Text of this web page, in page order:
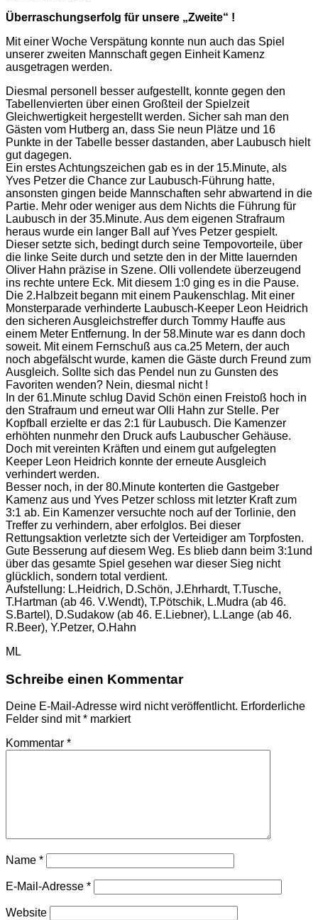
Überraschungserfolg für unsere „Zweite“ !
Mit einer Woche Verspätung konnte nun auch das Spiel
unserer zweiten Mannschaft gegen Einheit Kamenz
ausgetragen werden.
Diesmal personell besser aufgestellt, konnte gegen den
Tabellenvierten über einen Großteil der Spielzeit
Gleichwertigkeit hergestellt werden. Sicher sah man den
Gästen vom Hutberg an, dass Sie neun Plätze und 16
Punkte in der Tabelle besser dastanden, aber Laubusch hielt
gut dagegen.
Ein erstes Achtungszeichen gab es in der 15.Minute, als
Yves Petzer die Chance zur Laubusch-Führung hatte,
ansonsten gingen beide Mannschaften sehr abwartend in die
Partie. Mehr oder weniger aus dem Nichts die Führung für
Laubusch in der 35.Minute. Aus dem eigenen Strafraum
heraus wurde ein langer Ball auf Yves Petzer gespielt.
Dieser setzte sich, bedingt durch seine Tempovorteile, über
die linke Seite durch und setzte den in der Mitte lauernden
Oliver Hahn präzise in Szene. Olli vollendete überzeugend
ins rechte untere Eck. Mit diesem 1:0 ging es in die Pause.
Die 2.Halbzeit begann mit einem Paukenschlag. Mit einer
Monsterparade verhinderte Laubusch-Keeper Leon Heidrich
den sicheren Ausgleichstreffer durch Tommy Hauffe aus
einem Meter Entfernung. In der 58.Minute war es dann doch
soweit. Mit einem Fernschuß aus ca.25 Metern, der auch
noch abgefälscht wurde, kamen die Gäste durch Freund zum
Ausgleich. Sollte sich das Pendel nun zu Gunsten des
Favoriten wenden? Nein, diesmal nicht !
In der 61.Minute schlug David Schön einen Freistoß hoch in
den Strafraum und erneut war Olli Hahn zur Stelle. Per
Kopfball erzielte er das 2:1 für Laubusch. Die Kamenzer
erhöhten nunmehr den Druck aufs Laubuscher Gehäuse.
Doch mit vereinten Kräften und einem gut aufgelegten
Keeper Leon Heidrich konnte der erneute Ausgleich
verhindert werden.
Besser noch, in der 80.Minute konterten die Gastgeber
Kamenz aus und Yves Petzer schloss mit letzter Kraft zum
3:1 ab. Ein Kamenzer versuchte noch auf der Torlinie, den
Treffer zu verhindern, aber erfolglos. Bei dieser
Rettungsaktion verletzte sich der Verteidiger am Torpfosten.
Gute Besserung auf diesem Weg. Es blieb dann beim 3:1und
über das gesamte Spiel gesehen war dieser Sieg nicht
glücklich, sondern total verdient.
Aufstellung: L.Heidrich, D.Schön, J.Ehrhardt, T.Tusche,
T.Hartman (ab 46. V.Wendt), T.Pötschik, L.Mudra (ab 46.
S.Bartel), D.Sudakow (ab 46. E.Liebner), L.Lange (ab 46.
R.Beer), Y.Petzer, O.Hahn
ML
Schreibe einen Kommentar
Deine E-Mail-Adresse wird nicht veröffentlicht. Erforderliche
Felder sind mit* markiert
Kommentar *
Name *
E-Mail-Adresse *
Website